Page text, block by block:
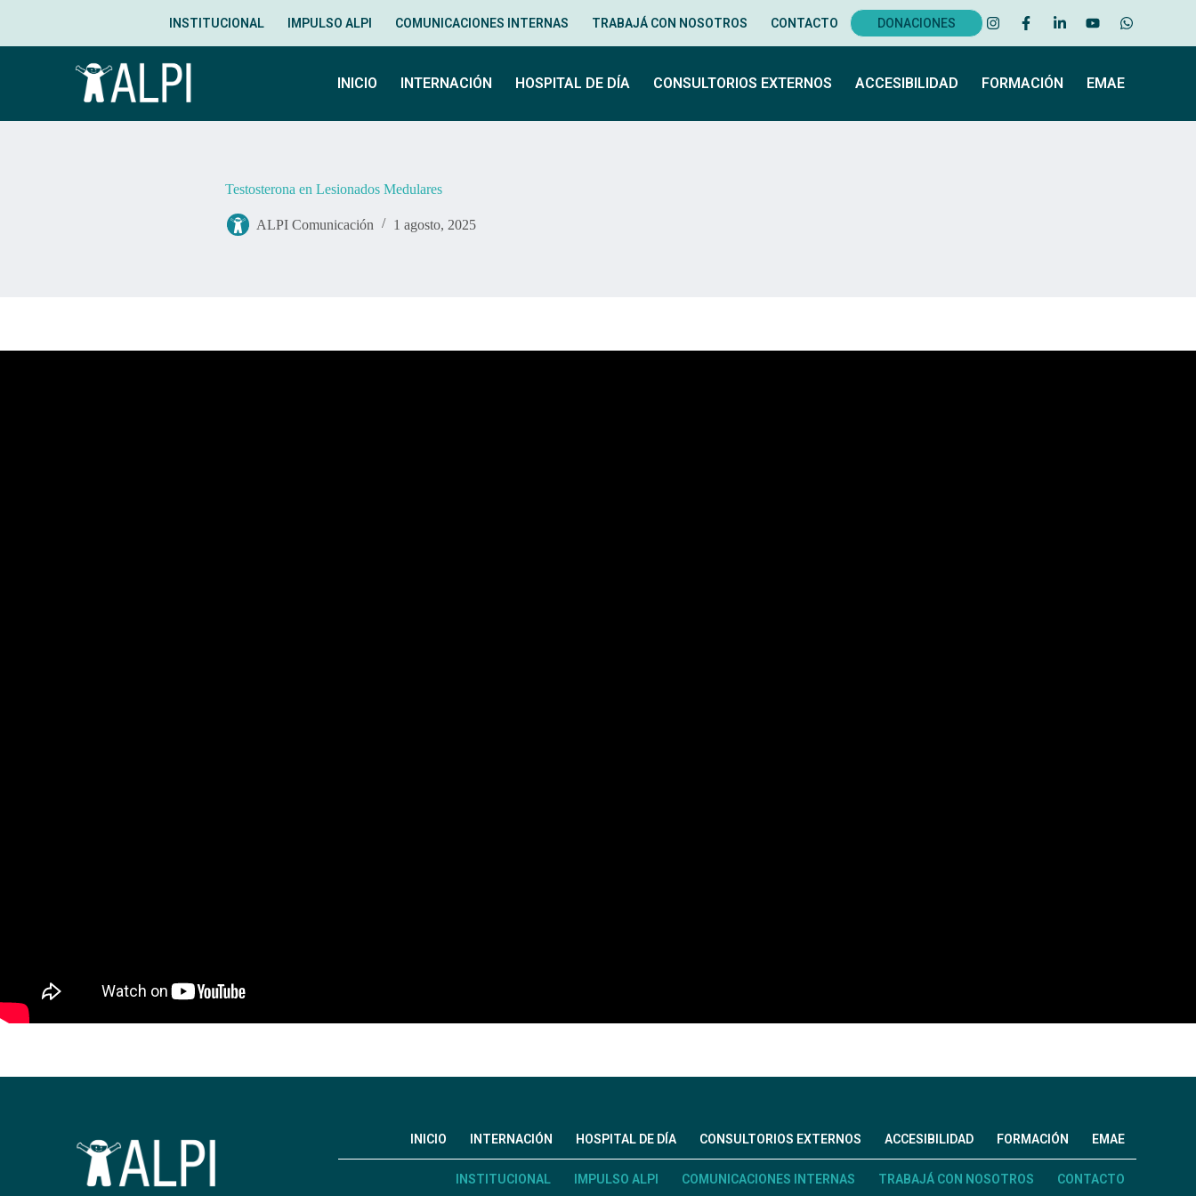
INSTITUCIONAL IMPULSO ALPI COMUNICACIONES INTERNAS TRABAJÁ CON NOSOTROS CONTACTO DONACIONES
INICIO INTERNACIÓN HOSPITAL DE DÍA CONSULTORIOS EXTERNOS ACCESIBILIDAD FORMACIÓN EMAE
Testosterona en Lesionados Medulares
ALPI Comunicación 1 agosto, 2025
INICIO INTERNACIÓN HOSPITAL DE DÍA CONSULTORIOS EXTERNOS ACCESIBILIDAD FORMACIÓN EMAE
INSTITUCIONAL IMPULSO ALPI COMUNICACIONES INTERNAS TRABAJÁ CON NOSOTROS CONTACTO